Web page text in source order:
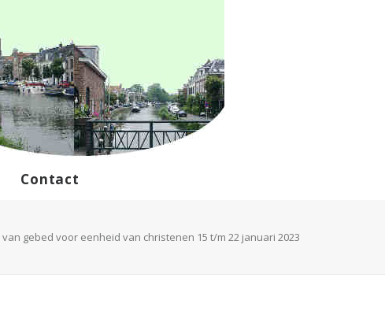
Contact
gebed voor eenheid van christenen 15 t/m 22 januari 2023